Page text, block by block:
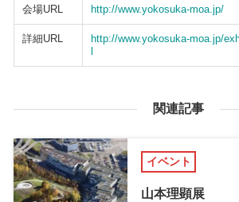
会場URL http://www.yokosuka-moa.jp/
詳細URL
http://www.yokosuka-moa.jp/
l
関連記事
イベント
山本理顕展